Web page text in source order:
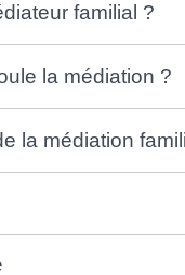
familial ?
la médiation ?
la médiation